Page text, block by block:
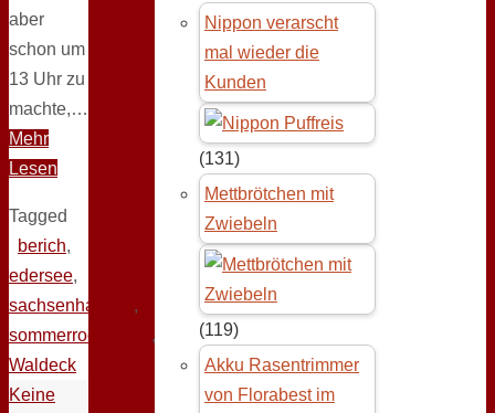
aber
schon um
13 Uhr zu
machte,…
Mehr
Lesen
Tagged
berich,
edersee,
sachsenhausen ,
sommerrodelbahn ,
Waldeck
Keine
Nippon verarscht
mal wieder die
Kunden
(131)
Mettbrötchen mit
Zwiebeln
(119)
Akku Rasentrimmer
von Florabest im